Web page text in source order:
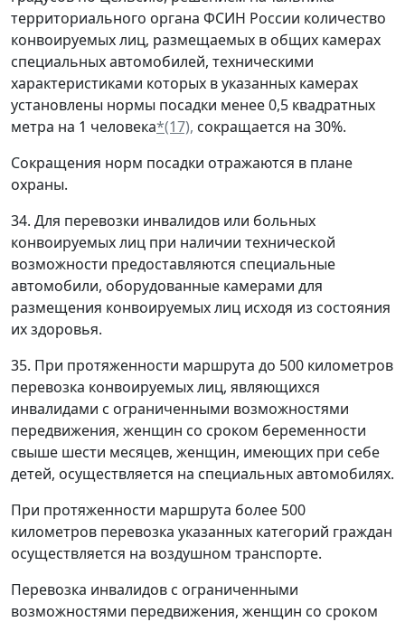
территориального органа ФСИН России количество
конвоируемых лиц, размещаемых в общих камерах
специальных автомобилей, техническими
характеристиками которых в указанных камерах
установлены нормы посадки менее 0,5 квадратных
метра на 1 человека*(17), сокращается на 30%.
Сокращения норм посадки отражаются в плане
охраны.
34. Для перевозки инвалидов или больных
конвоируемых лиц при наличии технической
возможности предоставляются специальные
автомобили, оборудованные камерами для
размещения конвоируемых лиц исходя из состояния
их здоровья.
35. При протяженности маршрута до 500 километров
перевозка конвоируемых лиц, являющихся
инвалидами с ограниченными возможностями
передвижения, женщин со сроком беременности
свыше шести месяцев, женщин, имеющих при себе
детей, осуществляется на специальных автомобилях.
При протяженности маршрута более 500
километров перевозка указанных категорий граждан
осуществляется на воздушном транспорте.
Перевозка инвалидов с ограниченными
возможностями передвижения, женщин со сроком